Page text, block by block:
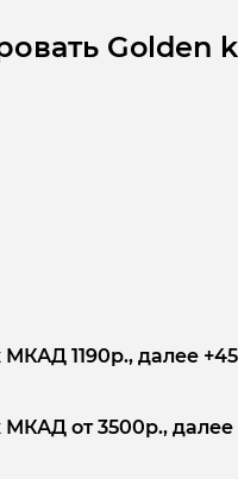
Golden
1190р., далее
от 3500р., далее